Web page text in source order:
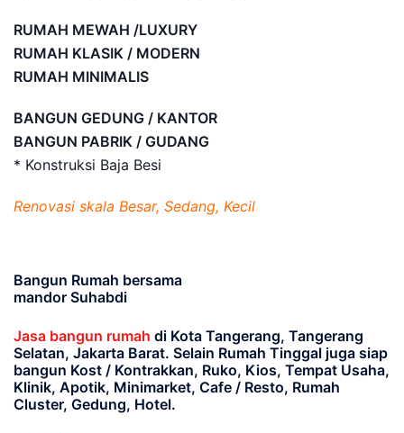
RUMAH MEWAH /LUXURY
RUMAH KLASIK / MODERN
RUMAH MINIMALIS
BANGUN GEDUNG / KANTOR
BANGUN PABRIK / GUDANG
* Konstruksi Baja Besi
Renovasi skala Besar, Sedang, Kecil
Bangun Rumah bersama
mandor Suhabdi
Jasa bangun rumah di Kota Tangerang, Tangerang
Selatan, Jakarta Barat. Selain Rumah Tinggal juga siap
bangun Kost / Kontrakkan, Ruko, Kios, Tempat Usaha,
Klinik, Apotik, Minimarket, Cafe / Resto, Rumah
Cluster, Gedung, Hotel.